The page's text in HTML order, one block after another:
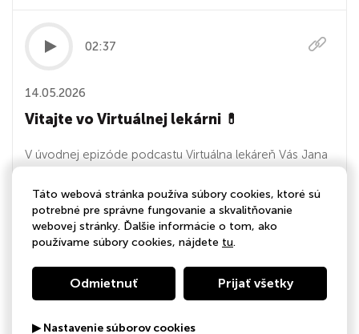
02:37
14.05.2026
Vitajte vo Virtuálnej lekárni 💊
V úvodnej epizóde podcastu Virtuálna lekáreň Vás Jana
praxou vo verejnej lekárni, prevedie svetom liekov,
samoliečby a zdravia.Dozviete sa:prečo vznikol tento
podcast,ako správne pristupovať k voľnopredajným
Táto webová stránka používa súbory cookies, ktoré sú
potrebné pre správne fungovanie a skvalitňovanie
webovej stránky. Ďalšie informácie o tom, ako
používame súbory cookies, nájdete tu.
Odmietnuť Prijať všetky
▶ Nastavenie súborov cookies